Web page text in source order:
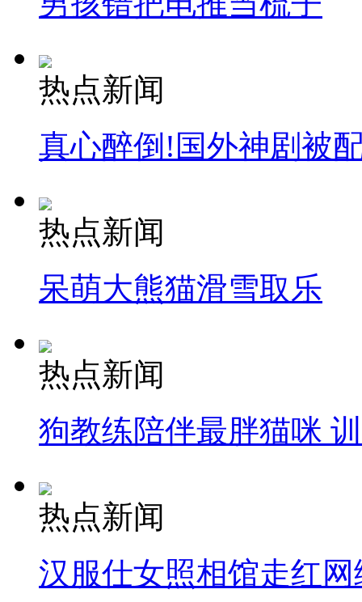
热点新闻
真心醉倒!国外神剧被
热点新闻
呆萌大熊猫滑雪取乐
热点新闻
狗教练陪伴最胖猫咪
热点新闻
汉服仕女照相馆走红网